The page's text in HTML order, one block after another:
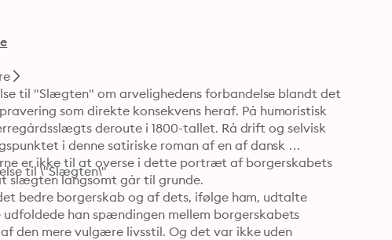
til "Slægten" om arvelighedens forbandelse blandt det
som direkte konsekvens heraf. På humoristisk
deroute i 1800-tallet. Rå drift og selvisk
i denne satiriske roman af en af dansk
er ikke til at overse i dette portræt af borgerskabets
slægten langsomt går til grunde.
til \"Slægten\"
bedre borgerskab og af dets, ifølge ham, udtalte
han spændingen mellem borgerskabets
den mere vulgære livsstil. Og det var ikke uden